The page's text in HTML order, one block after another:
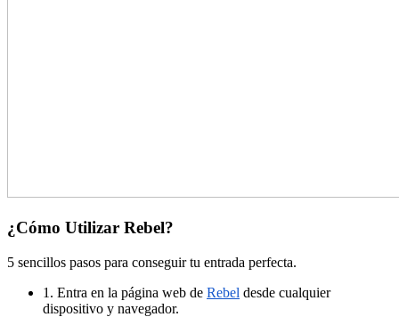
¿Cómo Utilizar Rebel?
5 sencillos pasos para conseguir tu entrada perfecta.
1. Entra en la página web de Rebel desde cualquier
dispositivo y navegador.